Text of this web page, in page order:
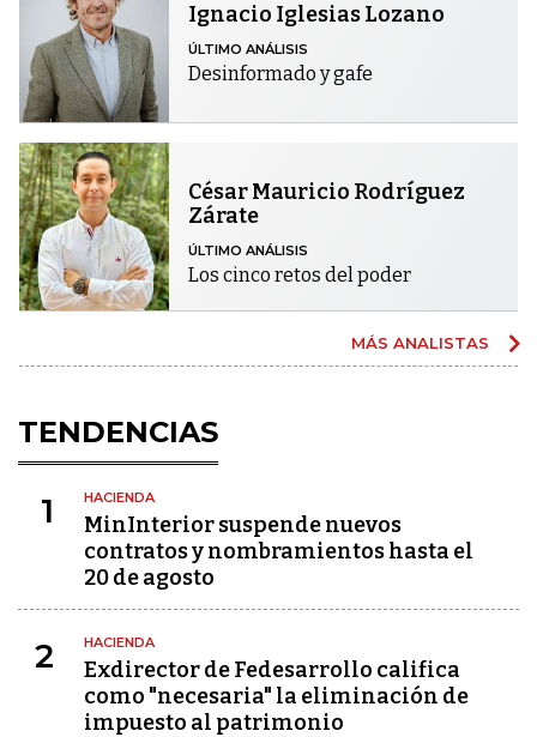
Ignacio Iglesias Lozano
ÚLTIMO ANÁLISIS
Desinformado y gafe
César Mauricio Rodríguez
Zárate
ÚLTIMO ANÁLISIS
Los cinco retos del poder
MÁS ANALISTAS
TENDENCIAS
1 HACIENDA
MinInterior suspende nuevos
contratos y nombramientos hasta el
20 de agosto
2 HACIENDA
Exdirector de Fedesarrollo califica
como "necesaria" la eliminación de
impuesto al patrimonio